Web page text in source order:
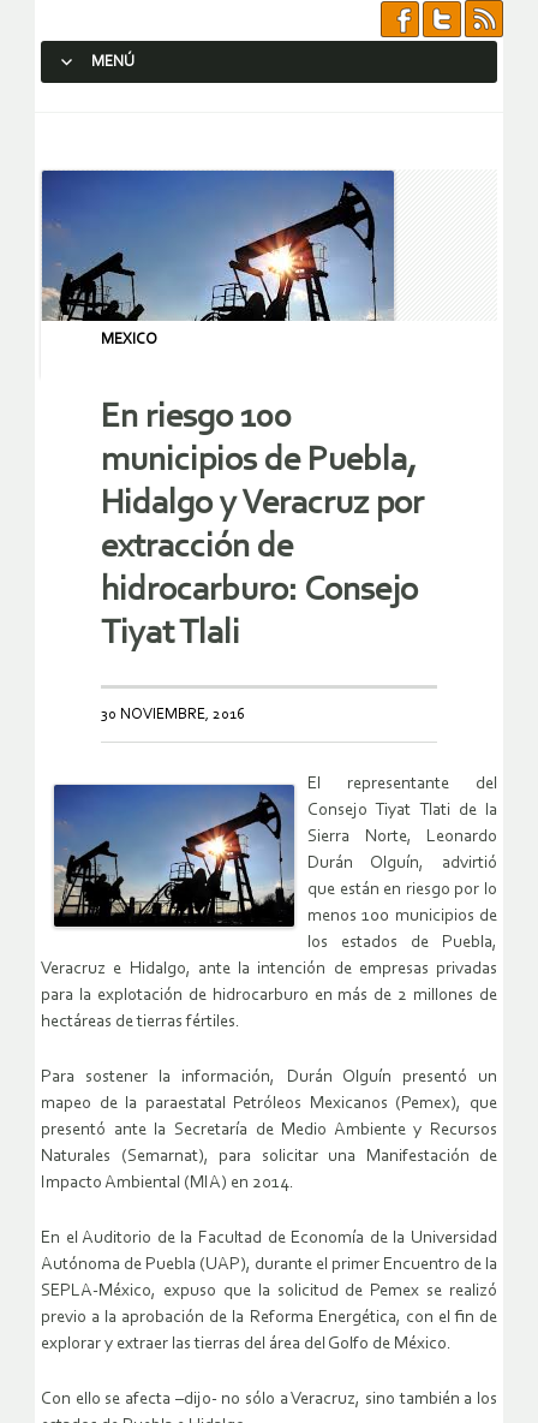
MENÚ
MEXICO
En riesgo 100
municipios de Puebla,
Hidalgo y Veracruz por
extracción de
hidrocarburo: Consejo
Tiyat Tlali
30 NOVIEMBRE, 2016
El representante del
Consejo Tiyat Tlati de la
Sierra Norte, Leonardo
Durán Olguín, advirtió
que están en riesgo por lo
menos 100 municipios de
los estados de Puebla,
Veracruz e Hidalgo, ante la intención de empresas privadas
para la explotación de hidrocarburo en más de 2 millones de
hectáreas de tierras fértiles.
Para sostener la información, Durán Olguín presentó un
mapeo de la paraestatal Petróleos Mexicanos (Pemex), que
presentó ante la Secretaría de Medio Ambiente y Recursos
Naturales (Semarnat), para solicitar una Manifestación de
Impacto Ambiental (MIA) en 2014.
En el Auditorio de la Facultad de Economía de la Universidad
Autónoma de Puebla (UAP), durante el primer Encuentro de la
SEPLA-México, expuso que la solicitud de Pemex se realizó
previo a la aprobación de la Reforma Energética, con el fin de
explorar y extraer las tierras del área del Golfo de México.
Con ello se afecta –dijo- no sólo a Veracruz, sino también a los